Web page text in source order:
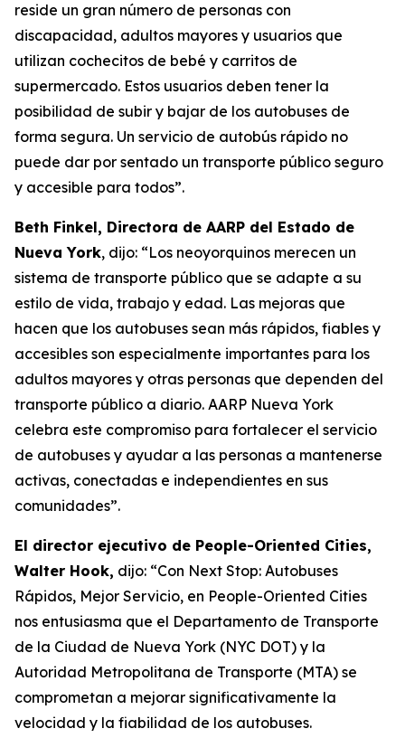
reside un gran número de personas con
discapacidad, adultos mayores y usuarios que
utilizan cochecitos de bebé y carritos de
supermercado. Estos usuarios deben tener la
posibilidad de subir y bajar de los autobuses de
forma segura. Un servicio de autobús rápido no
puede dar por sentado un transporte público seguro
y accesible para todos”.
Beth Finkel, Directora de AARP del Estado de
Nueva York, dijo: “Los neoyorquinos merecen un
sistema de transporte público que se adapte a su
estilo de vida, trabajo y edad. Las mejoras que
hacen que los autobuses sean más rápidos, fiables y
accesibles son especialmente importantes para los
adultos mayores y otras personas que dependen del
transporte público a diario. AARP Nueva York
celebra este compromiso para fortalecer el servicio
de autobuses y ayudar a las personas a mantenerse
activas, conectadas e independientes en sus
comunidades”.
El director ejecutivo de People-Oriented Cities,
Walter Hook, dijo: “Con Next Stop: Autobuses
Rápidos, Mejor Servicio, en People-Oriented Cities
nos entusiasma que el Departamento de Transporte
de la Ciudad de Nueva York (NYC DOT) y la
Autoridad Metropolitana de Transporte (MTA) se
comprometan a mejorar significativamente la
velocidad y la fiabilidad de los autobuses.